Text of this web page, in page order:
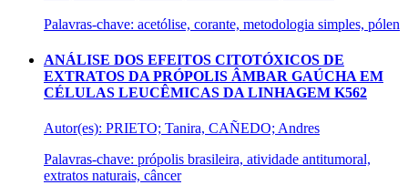
Palavras-chave: acetólise, corante, metodologia simples, pólen
ANÁLISE DOS EFEITOS CITOTÓXICOS DE
EXTRATOS DA PRÓPOLIS ÂMBAR GAÚCHA EM
CÉLULAS LEUCÊMICAS DA LINHAGEM K562
Autor(es): PRIETO; Tanira, CAÑEDO; Andres
Palavras-chave: própolis brasileira, atividade antitumoral,
extratos naturais, câncer